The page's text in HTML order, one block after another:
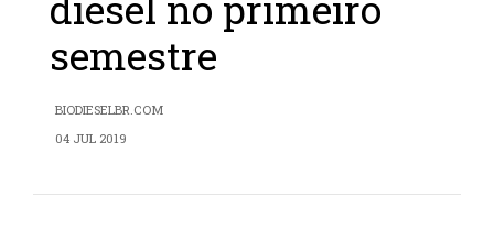
semestre
BIODIESELBR.COM
04 JUL 2019